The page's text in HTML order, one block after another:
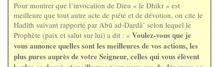
Pour montrer que l’invocation de Dieu « le Dhikr » est
meilleure que tout autre acte de piété et de dévotion, on cite le
Hadîth suivant rapporté par Abû ad-Dardâ’ selon lequel le
Prophète (paix et salut sur lui) a dit : « Voulez-vous que je
vous annonce quelles sont les meilleures de vos actions, les
plus pures auprès de votre Seigneur, celles qui vous élèvent